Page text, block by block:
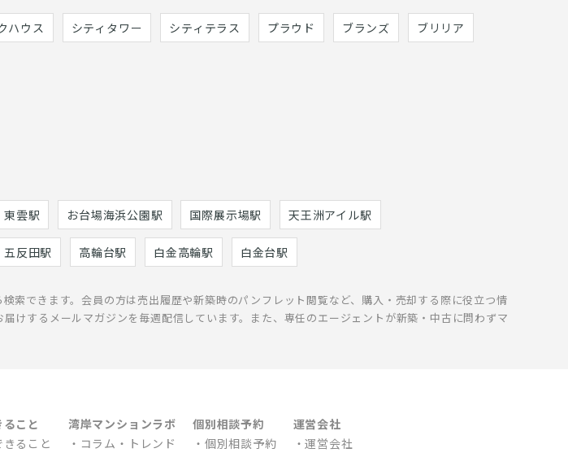
ハウス シティタワー シティテラス プラウド ブランズ ブリリア
東雲駅 お台場海浜公園駅 国際展示場駅 天王洲アイル駅
五反田駅 高輪台駅 白金高輪駅 白金台駅
索できます。会員の方は売出履歴や新築時のパンフレット閲覧など、購入・売却する際に役立つ情
けするメールマガジンを毎週配信しています。また、専任のエージェントが新築・中古に問わずマ
こと
ること
湾岸マンションラボ
コラム・トレンド
個別相談予約
個別相談予約
運営会社
運営会社